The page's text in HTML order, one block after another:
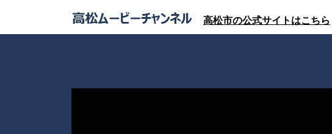
高松市の公式サイトはこちら